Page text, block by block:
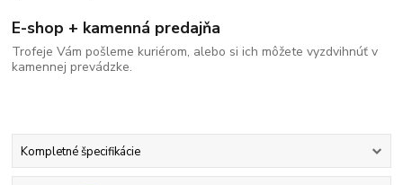
E-shop + kamenná predajňa
Trofeje Vám pošleme kuriérom, alebo si ich môžete vyzdvihnúť v
kamennej prevádzke.
Kompletné špecifikácie